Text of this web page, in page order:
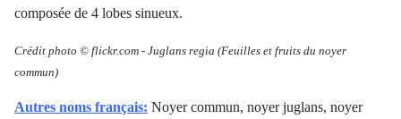
composée de 4 lobes sinueux.
Crédit photo © flickr.com - Juglans regia (Feuilles et fruits du noyer
commun)
Autres noms français: Noyer commun, noyer juglans, noyer